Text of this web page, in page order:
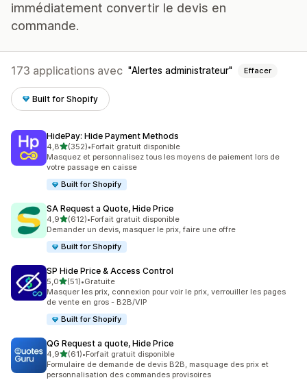
immédiatement convertir le devis en
commande.
173 applications avec Alertes administrateur Effacer
Built for Shopify
HidePay: Hide Payment Methods
4,8étoile(s) sur 5
(352)
352 avis au total
•Forfait gratuit disponible
Masquez et personnalisez tous les moyens de paiement lors de
votre passage en caisse
Built for Shopify
SA Request a Quote, Hide Price
4,9étoile(s) sur 5
(612)
612 avis au total
•Forfait gratuit disponible
Demander un devis, masquer le prix, faire une offre
Built for Shopify
SP Hide Price & Access Control
5,0étoile(s) sur 5
(51)
51 avis au total
•Gratuite
Masquer les prix, connexion pour voir le prix, verrouiller les pages
de vente en gros - B2B/VIP
Built for Shopify
QG Request a quote, Hide Price
4,9étoile(s) sur 5
(61)
61 avis au total
•Forfait gratuit disponible
Formulaire de demande de devis B2B, masquage des prix et
personnalisation des commandes provisoires